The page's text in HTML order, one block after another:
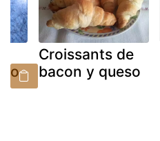
Croissants de
bacon y queso